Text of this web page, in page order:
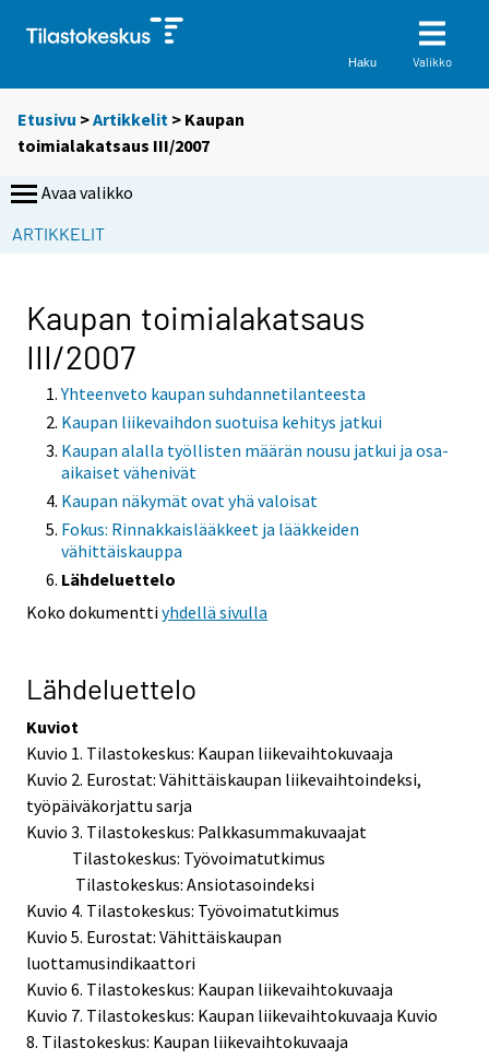
Haku Valikko
Etusivu >Artikkelit > Kaupan
toimialakatsaus III/2007
Avaa valikko
ARTIKKELIT
Kaupan toimialakatsaus
III/2007
Yhteenveto kaupan suhdannetilanteesta
Kaupan liikevaihdon suotuisa kehitys jatkui
Kaupan alalla työllisten määrän nousu jatkui ja osa-
aikaiset vähenivät
Kaupan näkymät ovat yhä valoisat
Fokus: Rinnakkaislääkkeet ja lääkkeiden
vähittäiskauppa
Lähdeluettelo
Koko dokumenttiyhdellä sivulla
Lähdeluettelo
Kuviot
Kuvio 1. Tilastokeskus: Kaupan liikevaihtokuvaaja
Kuvio 2. Eurostat: Vähittäiskaupan liikevaihtoindeksi,
työpäiväkorjattu sarja
Kuvio 3. Tilastokeskus: Palkkasummakuvaajat
Tilastokeskus: Työvoimatutkimus
Tilastokeskus: Ansiotasoindeksi
Kuvio 4. Tilastokeskus: Työvoimatutkimus
Kuvio 5. Eurostat: Vähittäiskaupan
luottamusindikaattori
Kuvio 6. Tilastokeskus: Kaupan liikevaihtokuvaaja
Kuvio 7. Tilastokeskus: Kaupan liikevaihtokuvaaja Kuvio
8. Tilastokeskus: Kaupan liikevaihtokuvaaja